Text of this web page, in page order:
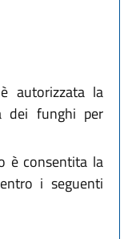
autorizzata la
dei funghi per
è consentita la
i seguenti